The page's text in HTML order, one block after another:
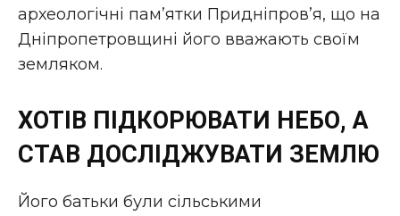
археологічні пам’ятки Придніпров’я, що на
Дніпропетровщині його вважають своїм
земляком.
ХОТІВ ПІДКОРЮВАТИ НЕБО, А
СТАВ ДОСЛІДЖУВАТИ ЗЕМЛЮ
Його батьки були сільськими